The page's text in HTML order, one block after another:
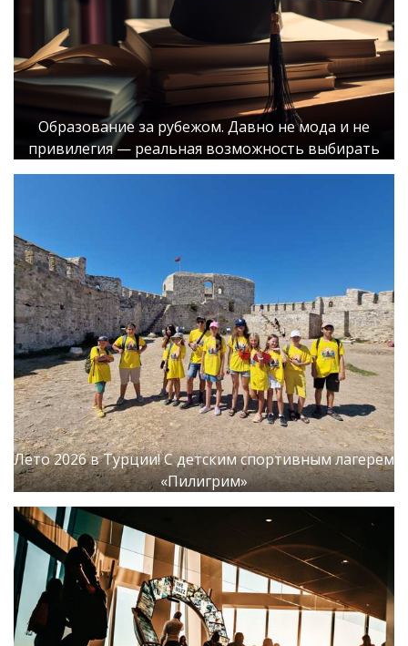
Образование за рубежом. Давно не мода и не
привилегия — реальная возможность выбирать
Лето 2026 в Турции! С детским спортивным лагерем
«Пилигрим»